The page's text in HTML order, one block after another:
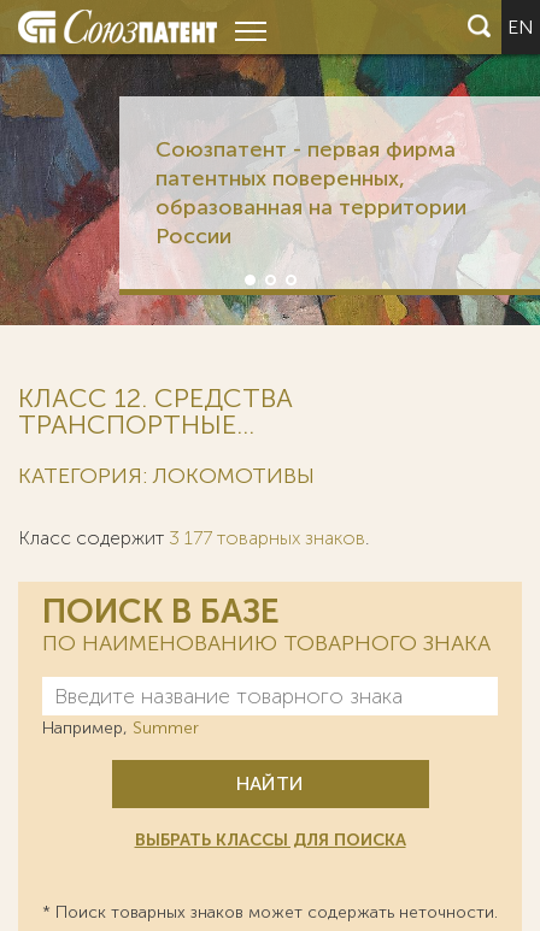
EN
Союзпатент - первая фирма
патентных поверенных,
образованная на территории
России
КЛАСС 12. СРЕДСТВА
ТРАНСПОРТНЫЕ...
КАТЕГОРИЯ: ЛОКОМОТИВЫ
Класс содержит 3 177 товарных знаков.
ПОИСК В БАЗЕ
ПО НАИМЕНОВАНИЮ ТОВАРНОГО ЗНАКА
Например, Summer
НАЙТИ
ВЫБРАТЬ КЛАССЫ ДЛЯ ПОИСКА
* Поиск товарных знаков может содержать неточности.